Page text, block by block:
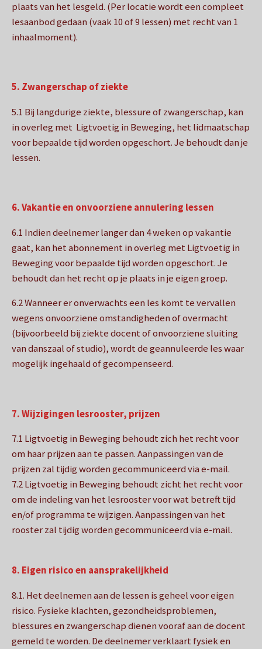
plaats van het lesgeld. (Per locatie wordt een compleet
lesaanbod gedaan (vaak 10 of 9 lessen) met recht van 1
inhaalmoment).
5. Zwangerschap of ziekte
5.1 Bij langdurige ziekte, blessure of zwangerschap, kan
in overleg met Ligtvoetig in Beweging, het lidmaatschap
voor bepaalde tijd worden opgeschort. Je behoudt dan je
lessen.
6. Vakantie en onvoorziene annulering lessen
6.1 Indien deelnemer langer dan 4 weken op vakantie
gaat, kan het abonnement in overleg met Ligtvoetig in
Beweging voor bepaalde tijd worden opgeschort. Je
behoudt dan het recht op je plaats in je eigen groep.
6.2 Wanneer er onverwachts een les komt te vervallen
wegens onvoorziene omstandigheden of overmacht
(bijvoorbeeld bij ziekte docent of onvoorziene sluiting
van danszaal of studio), wordt de geannuleerde les waar
mogelijk ingehaald of gecompenseerd.
7. Wijzigingen lesrooster, prijzen
7.1 Ligtvoetig in Beweging behoudt zich het recht voor
om haar prijzen aan te passen. Aanpassingen van de
prijzen zal tijdig worden gecommuniceerd via e-mail.
7.2 Ligtvoetig in Beweging behoudt zicht het recht voor
om de indeling van het lesrooster voor wat betreft tijd
en/of programma te wijzigen. Aanpassingen van het
rooster zal tijdig worden gecommuniceerd via e-mail.
8. Eigen risico en aansprakelijkheid
8.1. Het deelnemen aan de lessen is geheel voor eigen
risico. Fysieke klachten, gezondheidsproblemen,
blessures en zwangerschap dienen vooraf aan de docent
gemeld te worden. De deelnemer verklaart fysiek en